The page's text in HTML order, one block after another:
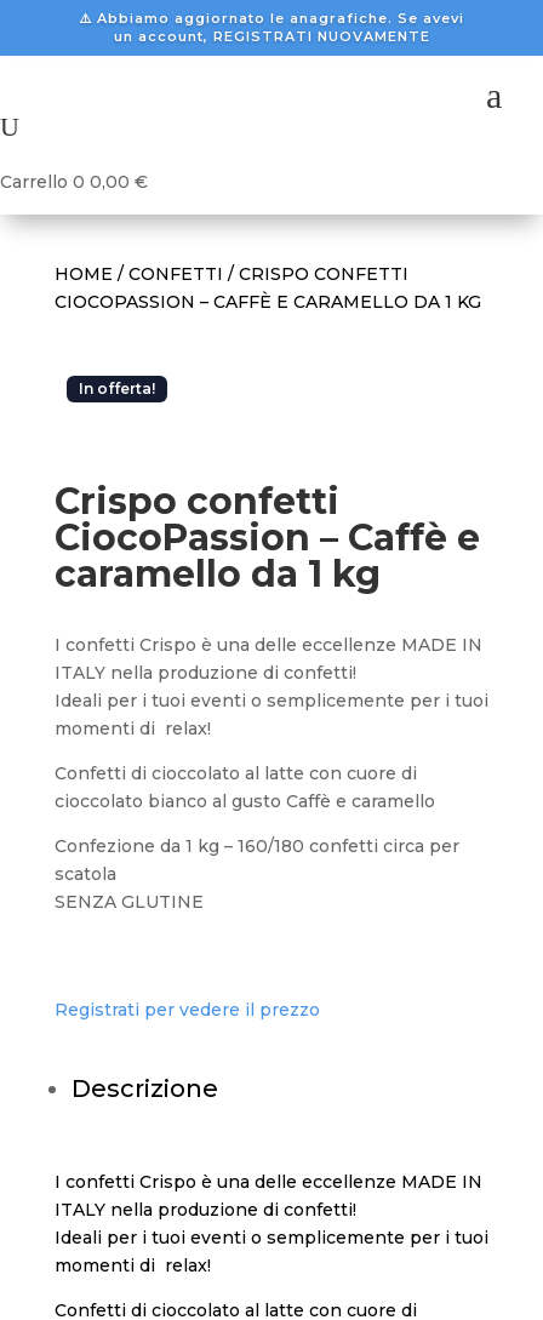
⚠️ Abbiamo aggiornato le anagrafiche. Se avevi
un account, REGISTRATI NUOVAMENTE
a
U
Carrello 0 0,00 €
HOME / CONFETTI / CRISPO CONFETTI
CIOCOPASSION – CAFFÈ E CARAMELLO DA 1 KG
In offerta!
Crispo confetti
CiocoPassion – Caffè e
caramello da 1 kg
I confetti Crispo è una delle eccellenze MADE IN
ITALY nella produzione di confetti!
Ideali per i tuoi eventi o semplicemente per i tuoi
momenti di relax!
Confetti di cioccolato al latte con cuore di
cioccolato bianco al gusto Caffè e caramello
Confezione da 1 kg – 160/180 confetti circa per
scatola
SENZA GLUTINE
Registrati per vedere il prezzo
Descrizione
I confetti Crispo è una delle eccellenze MADE IN
ITALY nella produzione di confetti!
Ideali per i tuoi eventi o semplicemente per i tuoi
momenti di relax!
Confetti di cioccolato al latte con cuore di